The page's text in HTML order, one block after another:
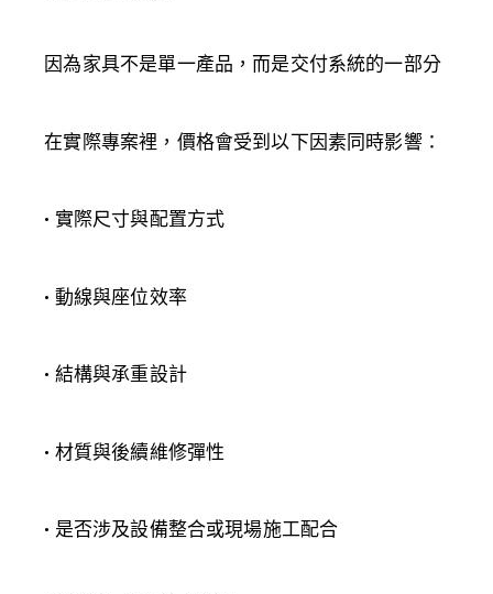
因為家具不是單一產品，而是交付系統的一部分
在實際專案裡，價格會受到以下因素同時影響：
• 實際尺寸與配置方式
• 動線與座位效率
• 結構與承重設計
• 材質與後續維修彈性
• 是否涉及設備整合或現場施工配合